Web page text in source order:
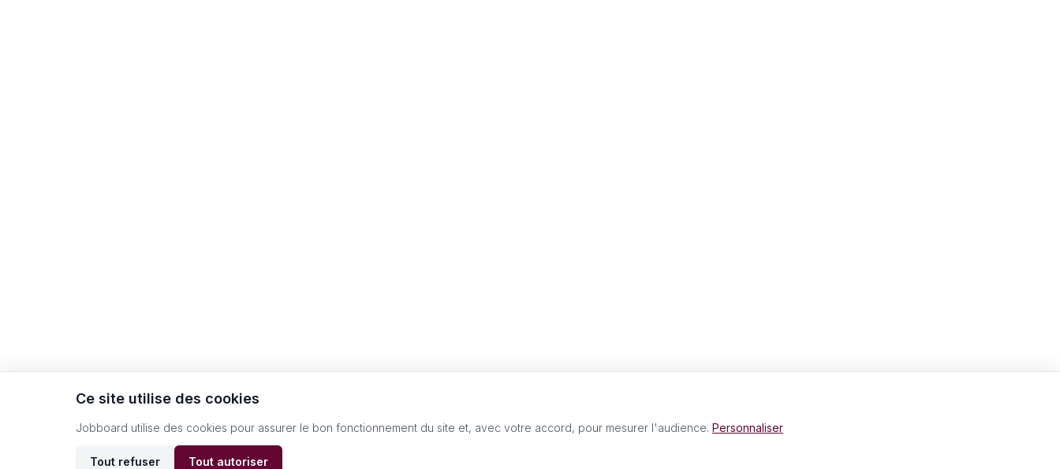
Ce site utilise des cookies
Jobboard utilise des cookies pour assurer le bon fonctionnement du site et, avec votre accord, pour mesurer l'audience. Personnaliser
Tout refuser Tout autoriser